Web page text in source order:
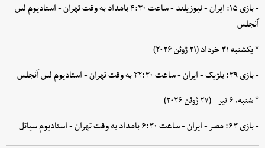
- بازی ۱۵: ایران - نیوزیلند - ساعت ۴:۳۰ بامداد به وقت تهران - استادیوم لس
آنجلس
* یکشنبه ۳۱ خرداد (۲۱ ژوئن ۲۰۲۶)
- بازی ۳۹: بلژیک - ایران - ساعت ۲۲:۳۰ به وقت تهران - استادیوم لس آنجلس
* شنبه، ۶ تیر - (۲۷ ژوئن ۲۰۲۶)
- بازی ۶۳: مصر - ایران - ساعت ۶:۳۰ بامداد به وقت تهران - استادیوم سیاتل